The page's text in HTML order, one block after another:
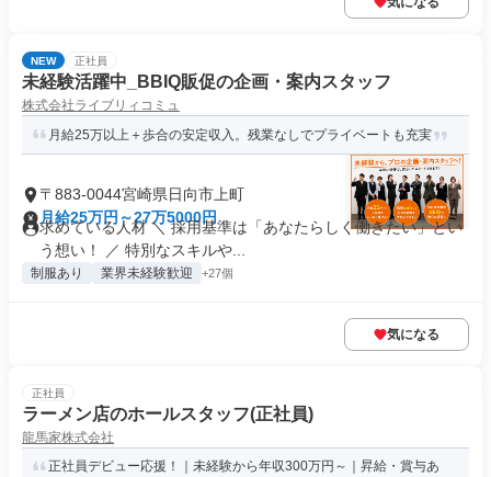
NEW 正社員
未経験活躍中_BBIQ販促の企画・案内スタッフ
株式会社ライブリィコミュ
月給25万以上＋歩合の安定収入。残業なしでプライベートも充実
〒883-0044宮崎県日向市上町
月給25万円～27万5000円
求めている人材 ＼ 採用基準は「あなたらしく働きたい」とい
う想い！ ／ 特別なスキルや...
制服あり 業界未経験歓迎 +27個
気になる
正社員
ラーメン店のホールスタッフ(正社員)
龍馬家株式会社
正社員デビュー応援！｜未経験から年収300万円～｜昇給・賞与あ